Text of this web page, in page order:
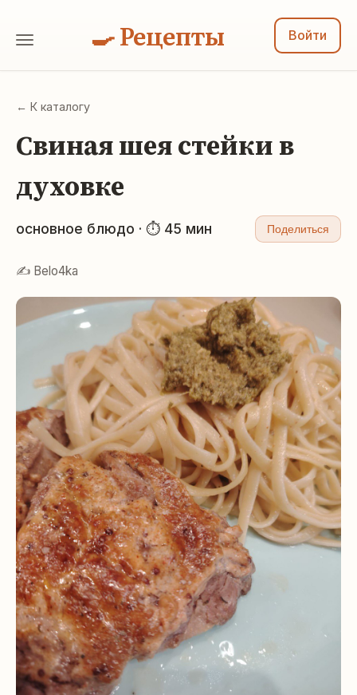
🍳 Рецепты Войти
← К каталогу
Свиная шея стейки в
духовке
основное блюдо · ⏱ 45 мин Поделиться
✍️ Belo4ka